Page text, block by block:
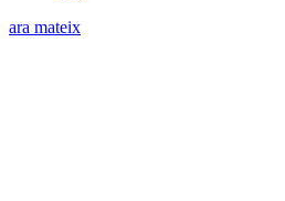
ara mateix